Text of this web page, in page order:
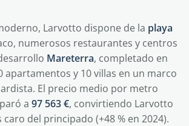
Larvotto dispone de la playa
numerosos restaurantes y centros
Mareterra, completado en
apartamentos y 10 villas en un marco
El precio medio por metro
a 97 563 €, convirtiendo Larvotto
del principado (+48 % en 2024).